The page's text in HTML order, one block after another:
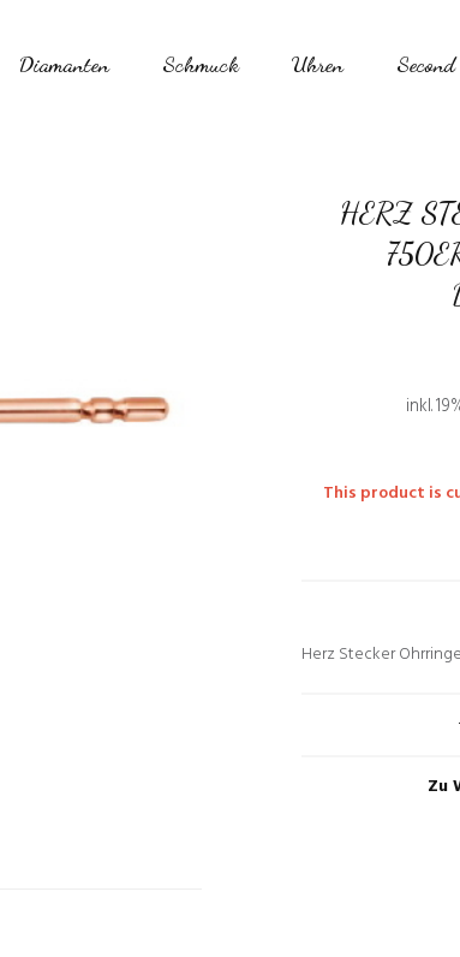
Diamanten Schmuck Uhren
HERZ
inkl.
This product is
Herz Stecker
Zu